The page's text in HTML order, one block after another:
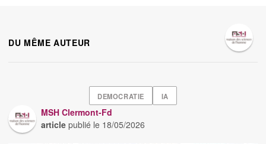
DU MÊME AUTEUR
DEMOCRATIE IA
MSH Clermont-Fd
article publié le 18/05/2026